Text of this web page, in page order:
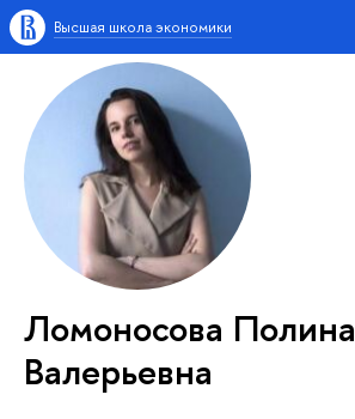
Высшая школа экономики
Ломоносова Полина
Валерьевна